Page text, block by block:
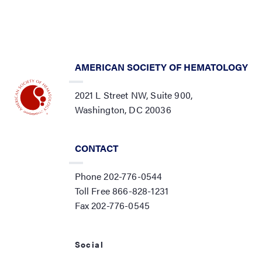
AMERICAN SOCIETY OF HEMATOLOGY
2021 L Street NW, Suite 900,
Washington, DC 20036
CONTACT
Phone 202-776-0544
Toll Free 866-828-1231
Fax 202-776-0545
Social